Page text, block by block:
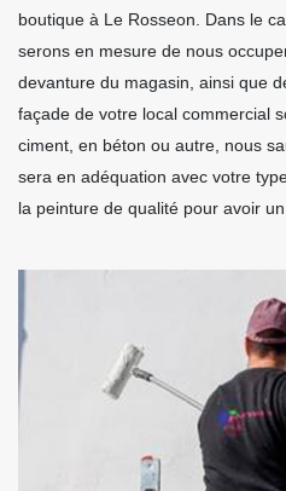
boutique à Le Rosseon. Dans le
serons en mesure de nous
devanture du magasin, ainsi que
façade de votre local commercial
ciment, en béton ou autre, nous
sera en adéquation avec votre
la peinture de qualité pour avoir